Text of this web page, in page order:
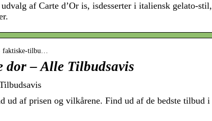
af Carte d’Or is, isdesserter i italiensk gelato-stil,
faktiske-tilbu…
– Alle Tilbudsavis
ud af prisen og vilkårene. Find ud af de bedste tilbud i